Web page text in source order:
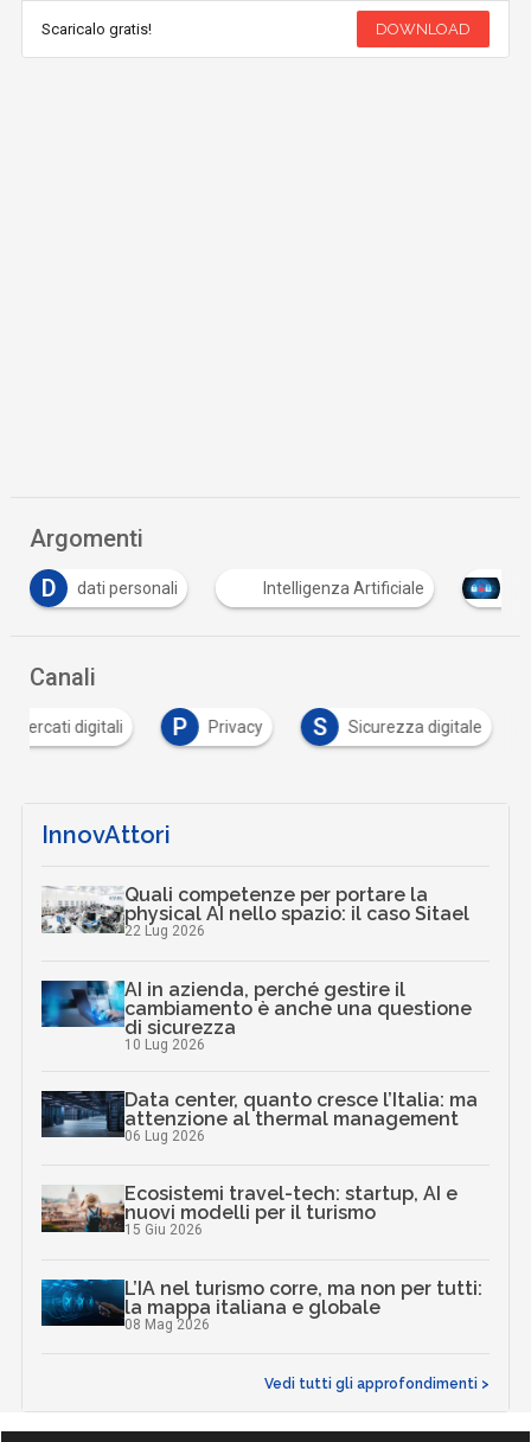
Scaricalo gratis! DOWNLOAD
Argomenti
Intelligenza Artificiale Tutto su Cyber Security
Canali
Mercati digitali P Privacy S Sicurezza digitale
InnovAttori
Quali competenze per portare la
physical AI nello spazio: il caso Sitael
22 Lug 2026
AI in azienda, perché gestire il
cambiamento è anche una questione
di sicurezza
10 Lug 2026
Data center, quanto cresce l’Italia: ma
attenzione al thermal management
06 Lug 2026
Ecosistemi travel-tech: startup, AI e
nuovi modelli per il turismo
15 Giu 2026
L’IA nel turismo corre, ma non per tutti:
la mappa italiana e globale
08 Mag 2026
Vedi tutti gli approfondimenti >